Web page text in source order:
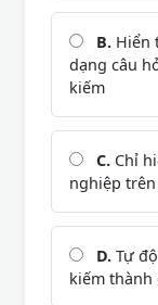
B. Hiển
dạng câu
kiếm
C. Chỉ
nghiệp
D. Tự
kiếm thành